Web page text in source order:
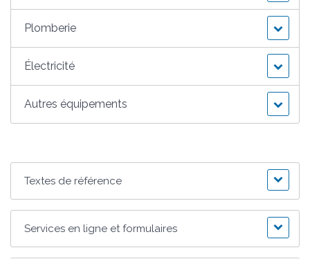
Plomberie
Électricité
Autres équipements
Textes de référence
Services en ligne et formulaires